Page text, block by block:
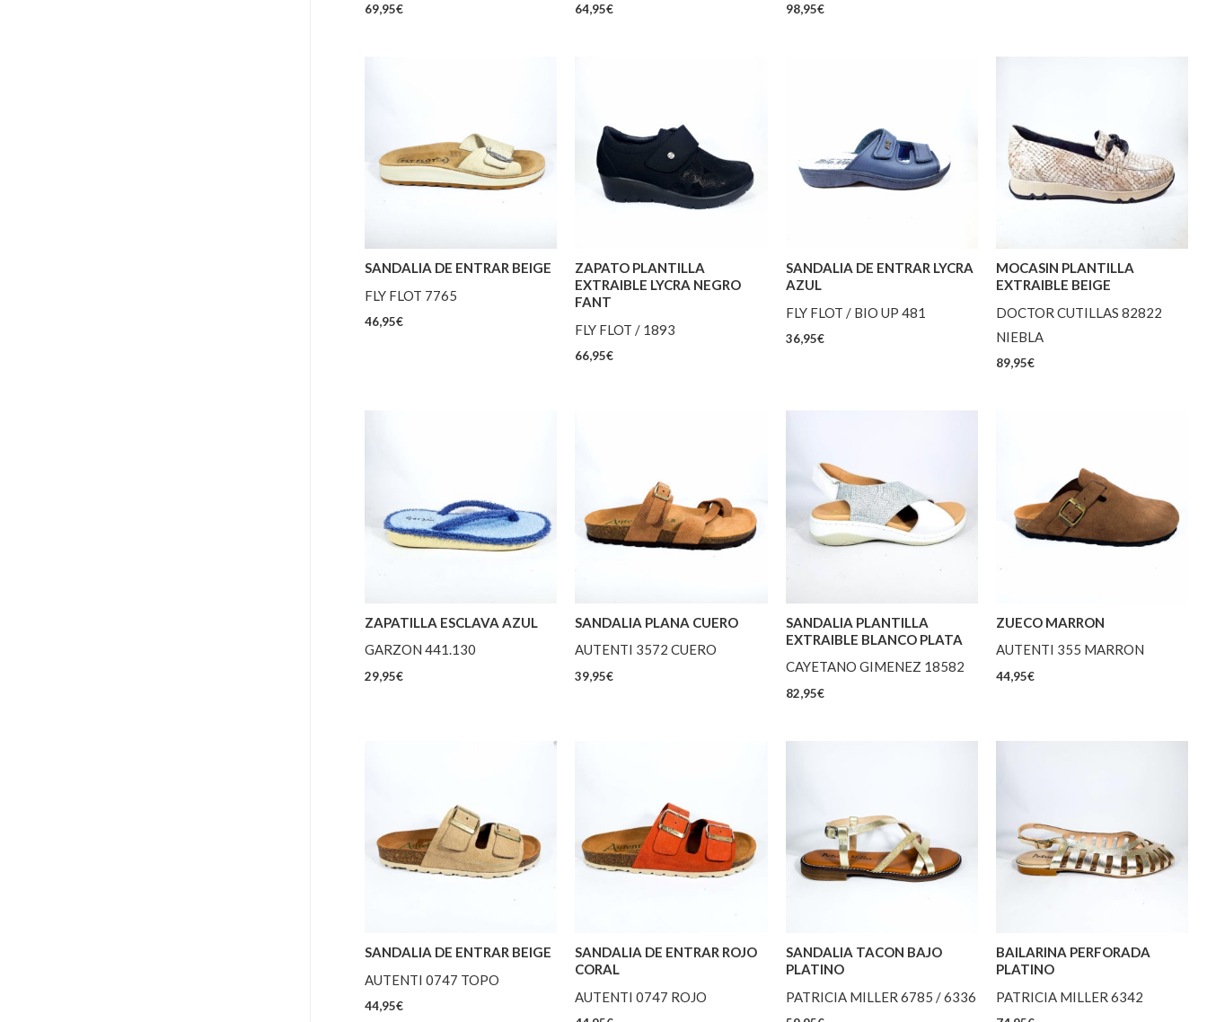
69,95€ 64,95€ 98,95€
SANDALIA DE ENTRAR BEIGE
FLY FLOT 7765
46,95€
ZAPATO PLANTILLA
EXTRAIBLE LYCRA NEGRO
FANT
FLY FLOT / 1893
66,95€
SANDALIA DE ENTRAR LYCRA
AZUL
FLY FLOT / BIO UP 481
36,95€
MOCASIN PLANTILLA
EXTRAIBLE BEIGE
DOCTOR CUTILLAS 82822
NIEBLA
89,95€
ZAPATILLA ESCLAVA AZUL
GARZON 441.130
29,95€
SANDALIA PLANA CUERO
AUTENTI 3572 CUERO
39,95€
SANDALIA PLANTILLA
EXTRAIBLE BLANCO PLATA
CAYETANO GIMENEZ 18582
82,95€
ZUECO MARRON
AUTENTI 355 MARRON
44,95€
SANDALIA DE ENTRAR BEIGE
AUTENTI 0747 TOPO
44,95€
SANDALIA DE ENTRAR ROJO
CORAL
AUTENTI 0747 ROJO
SANDALIA TACON BAJO
PLATINO
PATRICIA MILLER 6785 / 6336
BAILARINA PERFORADA
PLATINO
PATRICIA MILLER 6342